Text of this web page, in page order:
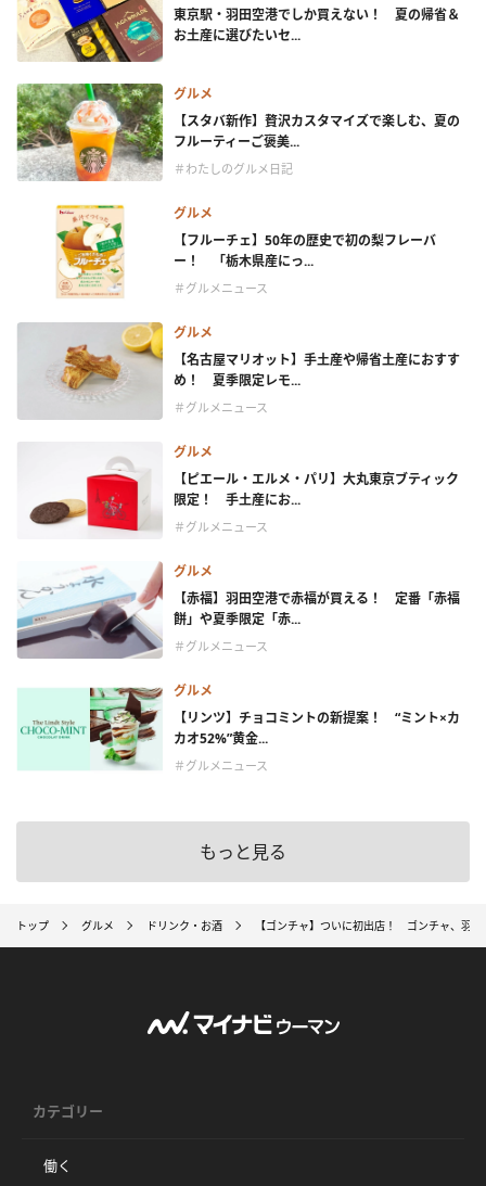
東京駅・羽田空港でしか買えない！ 夏の帰省＆
お土産に選びたいセ...
グルメ
【スタバ新作】贅沢カスタマイズで楽しむ、夏の
フルーティーご褒美...
＃わたしのグルメ日記
グルメ
【フルーチェ】50年の歴史で初の梨フレーバ
ー！ 「栃木県産にっ...
＃グルメニュース
グルメ
【名古屋マリオット】手土産や帰省土産におすす
め！ 夏季限定レモ...
＃グルメニュース
グルメ
【ピエール・エルメ・パリ】大丸東京ブティック
限定！ 手土産にお...
＃グルメニュース
グルメ
【赤福】羽田空港で赤福が買える！ 定番「赤福
餅」や夏季限定「赤...
＃グルメニュース
グルメ
【リンツ】チョコミントの新提案！ “ミント×カ
カオ52%”黄金...
＃グルメニュース
もっと見る
トップ グルメ ドリンク・お酒 【ゴンチャ】ついに初出店！ ゴンチャ、羽
カテゴリー
働く